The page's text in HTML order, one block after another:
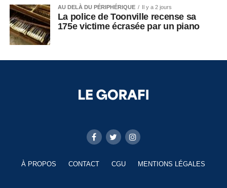
AU DELÀ DU PÉRIPHÉRIQUE Il y a 2 jours
La police de Toonville recense sa
175e victime écrasée par un piano
À PROPOS CONTACT CGU MENTIONS LÉGALES